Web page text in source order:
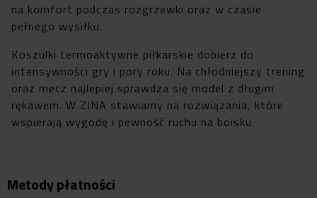
na komfort podczas rozgrzewki oraz w czasie
pełnego wysiłku.
Koszulki termoaktywne piłkarskie dobierz do
intensywności gry i pory roku. Na chłodniejszy trening
oraz mecz najlepiej sprawdza się model z długim
rękawem. W ZINA stawiamy na rozwiązania, które
wspierają wygodę i pewność ruchu na boisku.
Metody płatności